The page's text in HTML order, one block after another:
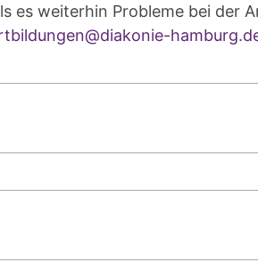
es weiterhin Probleme bei der